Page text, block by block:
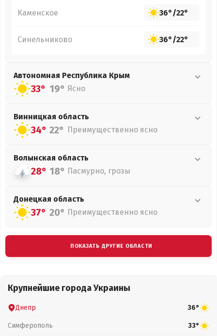
Каменское 36°/22°
Синельниково 36°/22°
Автономная Республика Крым
33° 19° Ясно
Винницкая область
34° 22° Преимущественно ясно
Волынская область
28° 18° Пасмурно, грозы
Донецкая область
37° 20° Преимущественно ясно
ПОКАЗАТЬ ДРУГИЕ ОБЛАСТИ
Крупнейшие города Украины
Днепр 36°
Симферополь 33°